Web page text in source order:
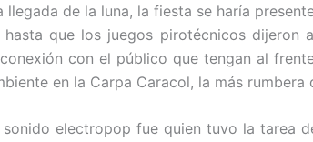
llegada de la luna, la fiesta se haría
hasta que los juegos pirotécnicos
con el público que tengan al
en la Carpa Caracol, la más rumbera
electropop fue quien tuvo la tarea